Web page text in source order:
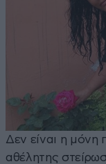
Δεν είναι η μόνη
αθέλητης